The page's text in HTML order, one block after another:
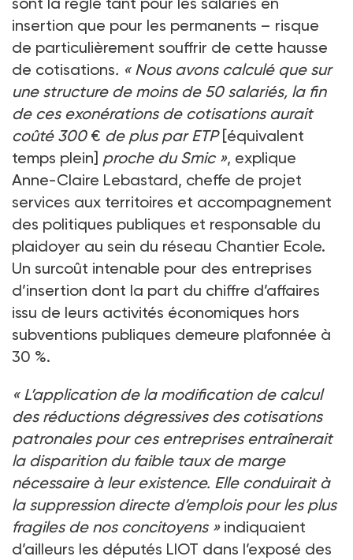
insertion que pour les permanents – risque
de particulièrement souffrir de cette hausse
de cotisations. « Nous avons calculé que sur
une structure de moins de 50 salariés, la fin
de ces exonérations de cotisations aurait
coûté 300 € de plus par ETP[équivalent
temps plein] proche du Smic », explique
Anne-Claire Lebastard, cheffe de projet
services aux territoires et accompagnement
des politiques publiques et responsable du
plaidoyer au sein du réseau Chantier Ecole.
Un surcoût intenable pour des entreprises
d’insertion dont la part du chiffre d’affaires
issu de leurs activités économiques hors
subventions publiques demeure plafonnée à
30 %.
« L’application de la modification de calcul
des réductions dégressives des cotisations
patronales pour ces entreprises entraînerait
la disparition du faible taux de marge
nécessaire à leur existence. Elle conduirait à
la suppression directe d’emplois pour les plus
fragiles de nos concitoyens »indiquaient
d’ailleurs les députés LIOT dans l’exposé des